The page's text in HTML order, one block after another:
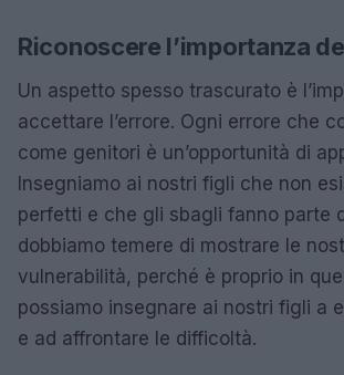
Riconoscere l’importanza
Un aspetto spesso trascurato è
accettare l’errore. Ogni errore che
come genitori è un’opportunità di
Insegniamo ai nostri figli che non
perfetti e che gli sbagli fanno parte
dobbiamo temere di mostrare le
vulnerabilità, perché è proprio in
possiamo insegnare ai nostri figli a
e ad affrontare le difficoltà.